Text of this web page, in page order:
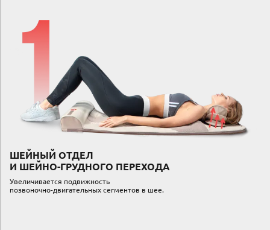
ШЕЙНЫЙ ОТДЕЛ
И ШЕЙНО-ГРУДНОГО ПЕРЕХОДА
Увеличивается подвижность
позвоночно-двигательных сегментов в шее.